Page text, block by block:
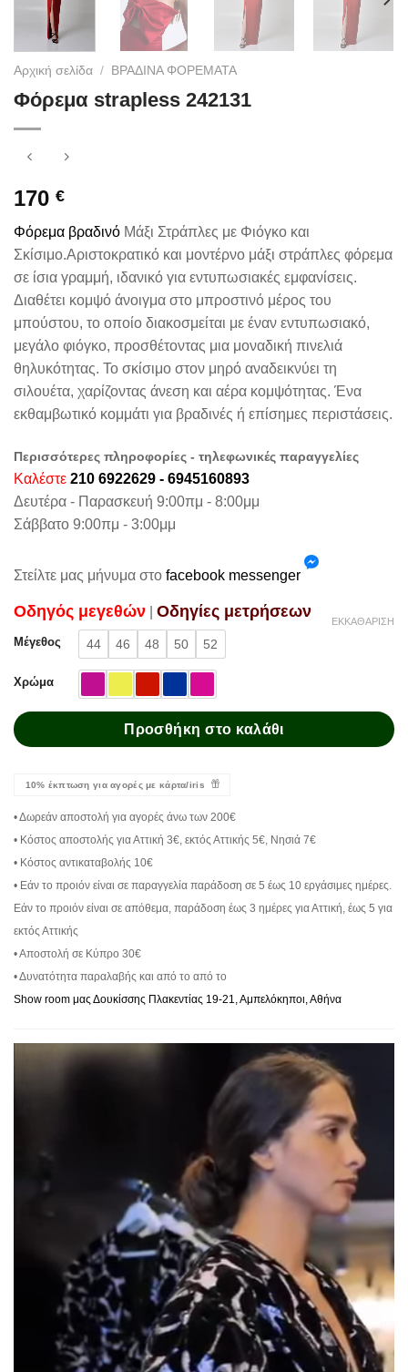
Αρχική σελίδα / ΒΡΑΔΙΝΑ ΦΟΡΕΜΑΤΑ
Φόρεμα strapless 242131
170 €
Φόρεμα βραδινό Μάξι Στράπλες με Φιόγκο και
Σκίσιμο.Αριστοκρατικό και μοντέρνο μάξι στράπλες φόρεμα
σε ίσια γραμμή, ιδανικό για εντυπωσιακές εμφανίσεις.
Διαθέτει κομψό άνοιγμα στο μπροστινό μέρος του
μπούστου, το οποίο διακοσμείται με έναν εντυπωσιακό,
μεγάλο φιόγκο, προσθέτοντας μια μοναδική πινελιά
θηλυκότητας. Το σκίσιμο στον μηρό αναδεικνύει τη
σιλουέτα, χαρίζοντας άνεση και αέρα κομψότητας. Ένα
εκθαμβωτικό κομμάτι για βραδινές ή επίσημες περιστάσεις.
Περισσότερες πληροφορίες - τηλεφωνικές παραγγελίες
Καλέστε 210 6922629 - 6945160893
Δευτέρα - Παρασκευή 9:00πμ - 8:00μμ
Σάββατο 9:00πμ - 3:00μμ
Στείλτε μας μήνυμα στο facebook messenger
Oδηγός μεγεθών Oδηγίες μετρήσεων
Μέγεθος 44 46 48 50 52
Χρώμα
ΕΚΚΑΘΆΡΙΣΗ
Προσθήκη στο καλάθι
10% έκπτωση για αγορές με κάρτα/iris
• Δωρεάν αποστολή για αγορές άνω των 200€
• Κόστος αποστολής για Αττική 3€, εκτός Αττικής 5€, Νησιά 7€
• Κόστος αντικαταβολής 10€
• Εάν το προιόν είναι σε παραγγελία παράδοση σε 5 έως 10 εργάσιμες ημέρες.
Εάν το προιόν είναι σε απόθεμα, παράδοση έως 3 ημέρες για Αττική, έως 5 για
εκτός Αττικής
• Αποστολή σε Κύπρο 30€
• Δυνατότητα παραλαβής και από το από το
Show room μας Δουκίσσης Πλακεντίας 19-21, Αμπελόκηποι, Αθήνα